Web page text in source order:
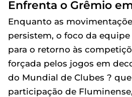
Enfrenta o Grêmio
Enquanto as
persistem, o foco da
para o retorno às
forçada pelos jogos em
do Mundial de Clubes ?
participação de